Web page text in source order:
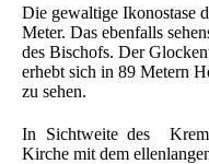
Die gewaltige Ikonostase
Meter. Das ebenfalls
des Bischofs. Der
erhebt sich in 89 Metern
zu sehen.
In Sichtweite des
Kirche mit dem